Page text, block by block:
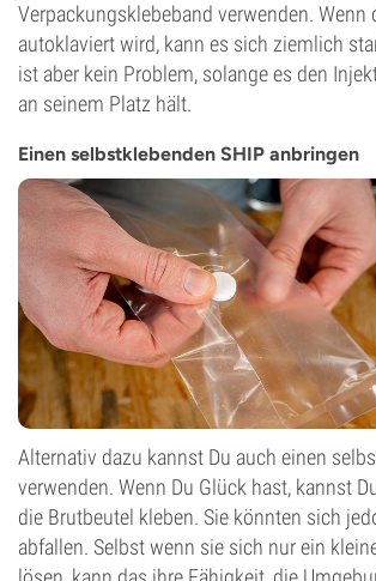
Verpackungsklebeband verwenden. Wenn
autoklaviert wird, kann es sich ziemlich
ist aber kein Problem, solange es den
an seinem Platz hält.
Einen selbstklebenden SHIP anbringen
Alternativ dazu kannst Du auch einen
verwenden. Wenn Du Glück hast, kannst
die Brutbeutel kleben. Sie könnten sich
abfallen. Selbst wenn sie sich nur ein